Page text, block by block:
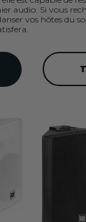
audio. Si vous
vos hôtes du